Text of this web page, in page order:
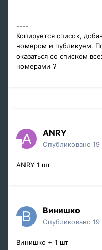
----
Копируется список,
номером и публикуем.
оказаться со списком
номерами ?
ANRY
Опубликовано 19
ANRY 1 шт
Винишко
Опубликовано 19
Винишко + 1 шт